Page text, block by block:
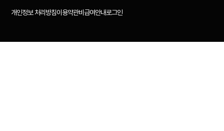
개인정보 처리방침이용약관비급여안내로그인